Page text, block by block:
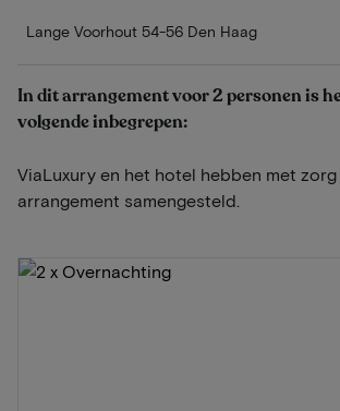
Lange Voorhout 54-56 Den Haag
In dit arrangement voor 2 personen is
volgende inbegrepen:
ViaLuxury en het hotel hebben met
arrangement samengesteld.